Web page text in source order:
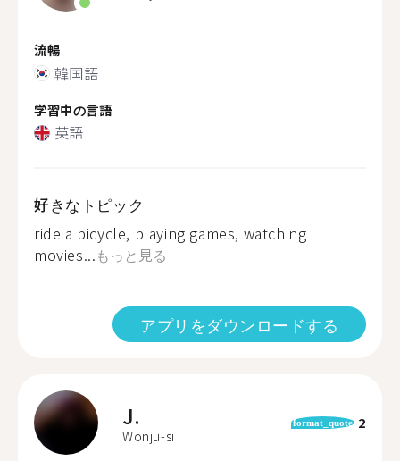
流暢
韓国語
学習中の言語
英語
好きなトピック
ride a bicycle, playing games, watching
movies...もっと見る
アプリをダウンロードする
J.
Wonju-si
format_quote 2